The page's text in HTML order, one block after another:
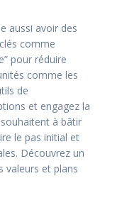
aussi avoir des
comme
pour réduire
comme les
de
et engagez la
à bâtir
le pas initial et
Découvrez un
valeurs et plans